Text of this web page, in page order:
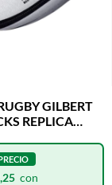
GILBERT
REPLICA